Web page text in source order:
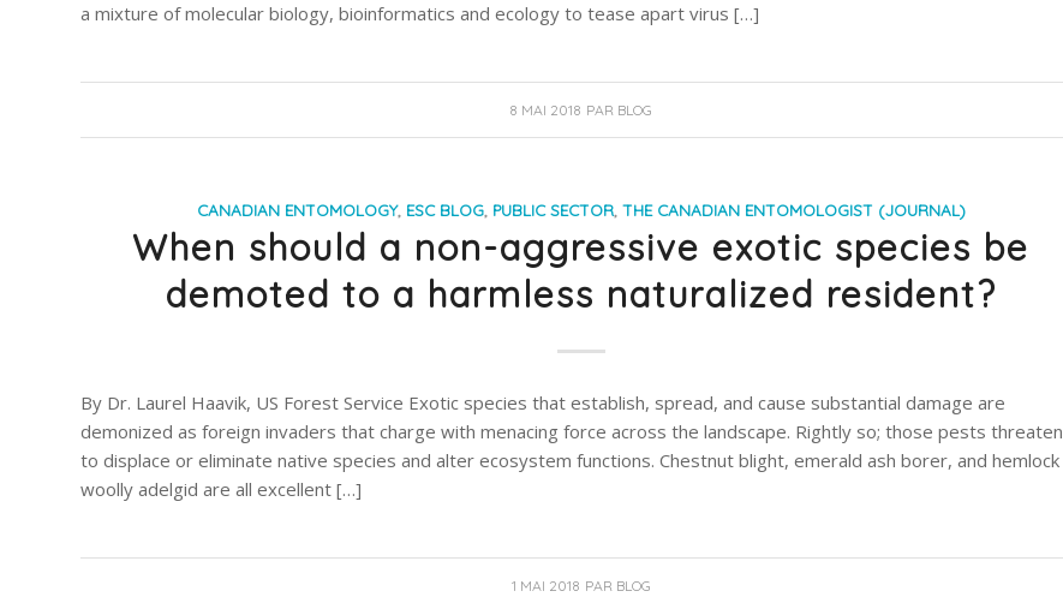
a mixture of molecular biology, bioinformatics and ecology to tease apart virus […]
8 MAI 2018 PAR BLOG
CANADIAN ENTOMOLOGY, ESC BLOG, PUBLIC SECTOR, THE CANADIAN ENTOMOLOGIST (JOURNAL)
When should a non-aggressive exotic species be
demoted to a harmless naturalized resident?
By Dr. Laurel Haavik, US Forest Service Exotic species that establish, spread, and cause substantial damage are
demonized as foreign invaders that charge with menacing force across the landscape. Rightly so; those pests threaten
to displace or eliminate native species and alter ecosystem functions. Chestnut blight, emerald ash borer, and hemlock
woolly adelgid are all excellent […]
1 MAI 2018 PAR BLOG